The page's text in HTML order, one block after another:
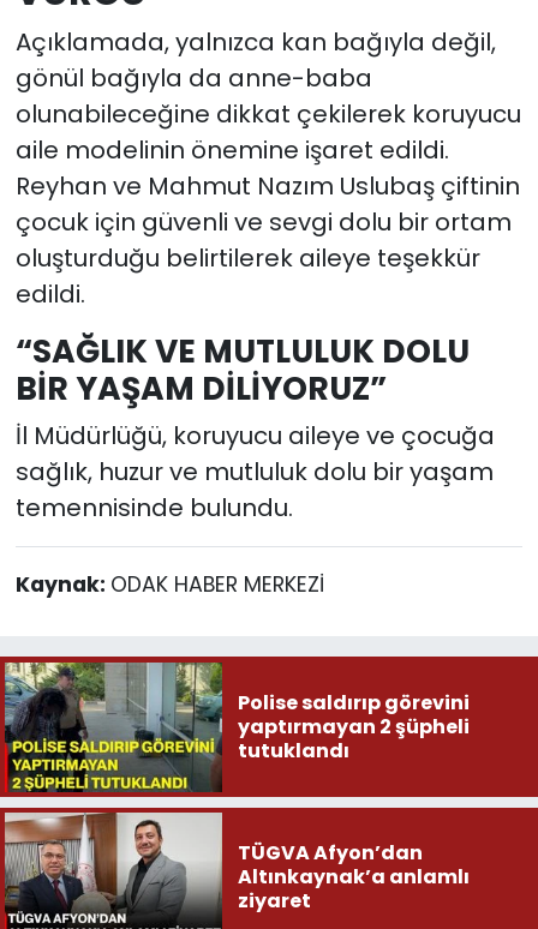
Açıklamada, yalnızca kan bağıyla değil,
gönül bağıyla da anne-baba
olunabileceğine dikkat çekilerek koruyucu
aile modelinin önemine işaret edildi.
Reyhan ve Mahmut Nazım Uslubaş çiftinin
çocuk için güvenli ve sevgi dolu bir ortam
oluşturduğu belirtilerek aileye teşekkür
edildi.
“SAĞLIK VE MUTLULUK DOLU
BİR YAŞAM DİLİYORUZ”
İl Müdürlüğü, koruyucu aileye ve çocuğa
sağlık, huzur ve mutluluk dolu bir yaşam
temennisinde bulundu.
Kaynak: ODAK HABER MERKEZİ
Polise saldırıp görevini
yaptırmayan 2 şüpheli
tutuklandı
TÜGVA Afyon’dan
Altınkaynak’a anlamlı
ziyaret